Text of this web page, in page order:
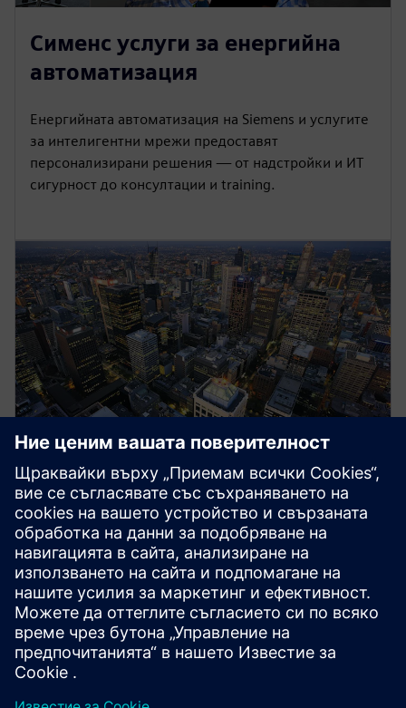
Сименс услуги за енергийна
автоматизация
Енергийната автоматизация на Siemens и услугите
за интелигентни мрежи предоставят
персонализирани решения — от надстройки и ИТ
сигурност до консултации и training.
Siemens Energy Системи
Системите за средно напрежение на Siemens
осигуряват надеждно разпределение на
мощността с въздушно и газово изолирани
разпределителни устройства за всички
приложения.